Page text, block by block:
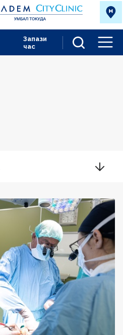
Запази
час